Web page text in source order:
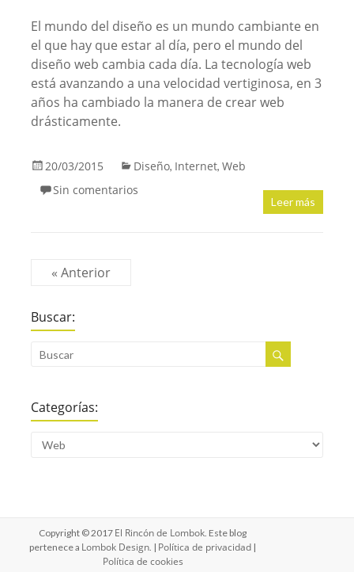
El mundo del diseño es un mundo cambiante en
el que hay que estar al día, pero el mundo del
diseño web cambia cada día. La tecnología web
está avanzando a una velocidad vertiginosa, en 3
años ha cambiado la manera de crear web
drásticamente.
20/03/2015 Diseño, Internet, Web
Sin comentarios
Leer más
« Anterior
Buscar:
Categorías:
Copyright © 2017 El Rincón de Lombok. Este blog
pertenece a Lombok Design. | Política de privacidad |
Política de cookies